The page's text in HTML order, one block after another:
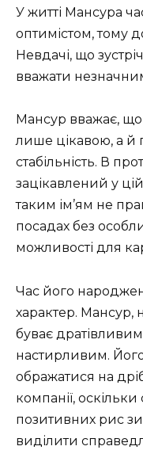
У житті Мансура
оптимістом, тому
Невдачі, що
вважати
Мансур вважає,
лише цікавою, а й
стабільність. В
зацікавлений у
таким ім’ям не
посадах без
можливості для
Час його
характер. Мансур,
буває
настирливим.
ображатися на
компанії,
позитивних рис
виділити